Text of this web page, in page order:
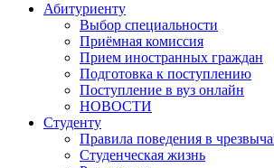
Абитуриенту
Выбор специальности
Приёмная комиссия
Прием иностранных граждан
Подготовка к поступлению
Поступление в вуз онлайн
НОВОСТИ
Студенту
Правила поведения в
Студенческая жизнь